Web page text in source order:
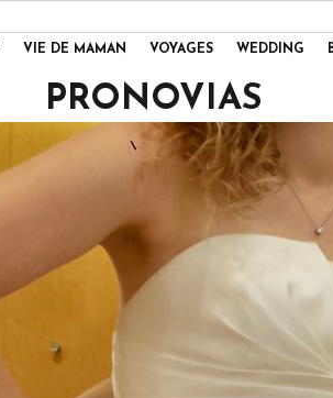
VIE DE MAMAN VOYAGES WEDDING
PRONOVIAS